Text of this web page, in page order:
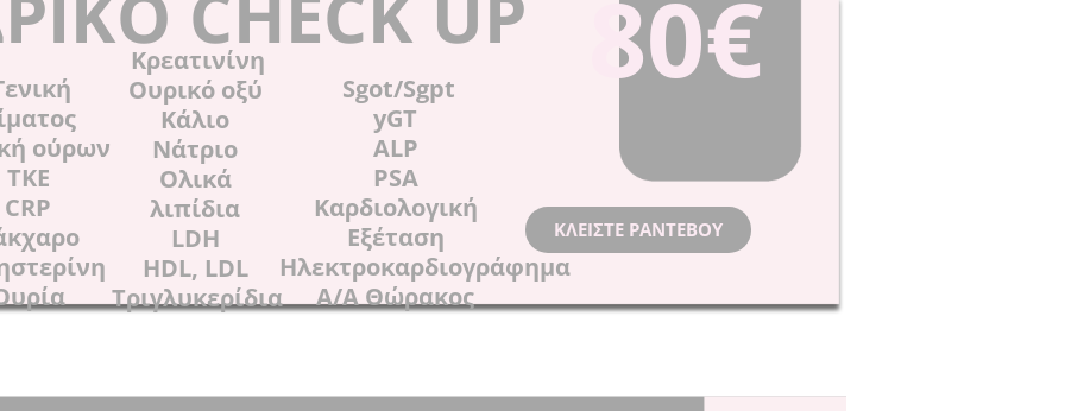
80€
ούρων
ΤΚΕ
CRP
Κρεατινίνη
Ουρικό οξύ
Κάλιο
Νάτριο
Ολικά
λιπίδια
LDH
HDL, LDL
Τριγλυκερίδια
Sgot/Sgpt
yGT
ALP
PSA
Καρδιολογική
Εξέταση
Ηλεκτροκαρδιογράφημα
Α/Α Θώρακος
ΚΛΕIΣΤΕ ΡΑΝΤΕΒΟY